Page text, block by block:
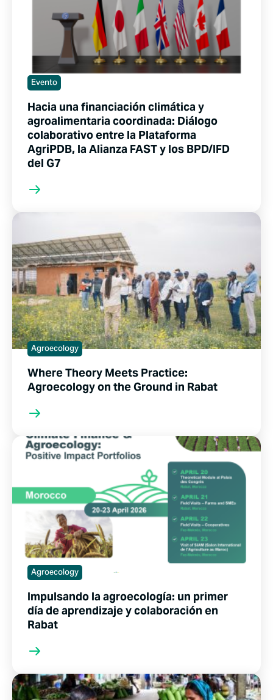
Evento
Hacia una financiación climática y
agroalimentaria coordinada: Diálogo
colaborativo entre la Plataforma
AgriPDB, la Alianza FAST y los BPD/IFD
del G7
Agroecology
Where Theory Meets Practice:
Agroecology on the Ground in Rabat
Agroecology
Impulsando la agroecología: un primer
día de aprendizaje y colaboración en
Rabat